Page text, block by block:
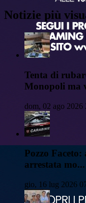
Notizie più
Tenta di
Monopoli ma
dom, 02 ago 2026
Pozzo
arrestata mo...
gio, 16 lug 2026